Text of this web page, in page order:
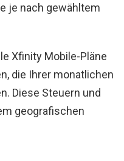
je nach gewähltem
Xfinity Mobile-Pläne
die Ihrer monatlichen
Diese Steuern und
geografischen